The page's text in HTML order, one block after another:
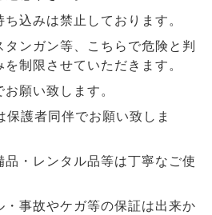
込みは禁止しております。
タンガン等、こちらで危険と判
制限させていただきます。
願い致します。
保護者同伴でお願い致しま
品・レンタル品等は丁寧なご使
・事故やケガ等の保証は出来か